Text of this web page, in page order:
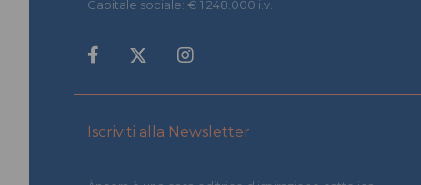
Capitale sociale: € 1.248.000 i.v.
Iscriviti alla Newsletter